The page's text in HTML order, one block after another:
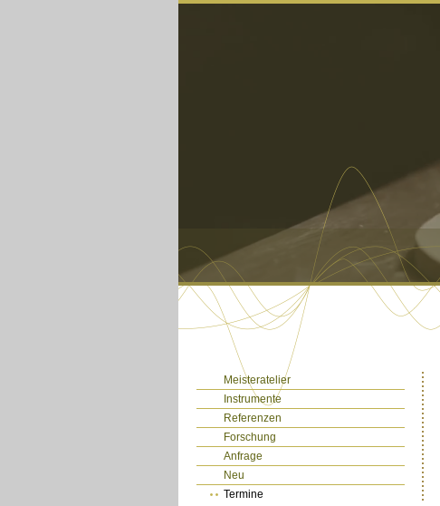
Meisteratelier
Instrumente
Referenzen
Forschung
Anfrage
Neu
Termine